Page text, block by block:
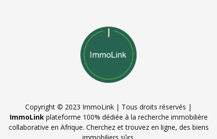
Copyright © 2023 ImmoLink | Tous droits réservés |
ImmoLinkplateforme 100% dédiée à la recherche immobilière
collaborative en Afrique. Cherchez et trouvez en ligne, des biens